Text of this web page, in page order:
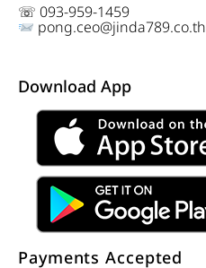
☏ 093-959-1459
pong.ceo@jinda789.co.th
Download App
Payments Accepted